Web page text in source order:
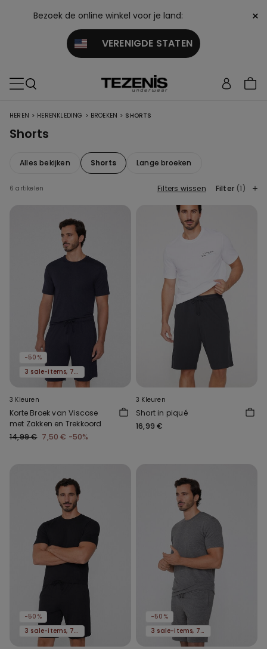
Bezoek de online winkel voor je land:
VERENIGDE STATEN
×
HEREN > HERENKLEDING > BROEKEN > SHORTS
Shorts
Alles bekijken Shorts Lange broeken
6 artikelen Filters wissen Filter (1)
-50%
3 sale-items, 70% korting
3 Kleuren
Korte Broek van Viscose
met Zakken en Trekkoord
14,99 € 7,50 € -50%
3 Kleuren
Short in piqué
16,99 €
-50%
3 sale-items, 70% korting
-50%
3 sale-items, 70% korting